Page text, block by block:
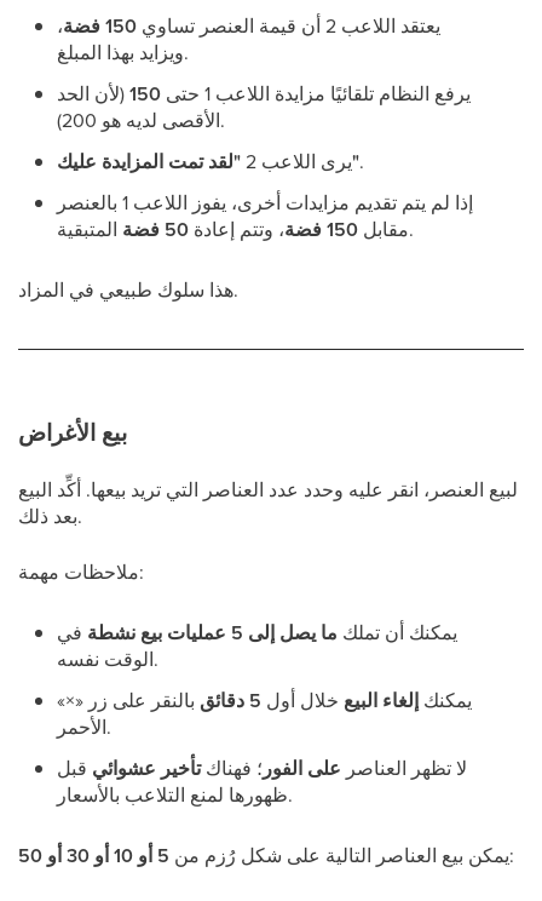
يعتقد اللاعب 2 أن قيمة العنصر تساوي
150 فضة
،
ويزايد بهذا المبلغ.
يرفع النظام تلقائيًا مزايدة اللاعب 1 حتى
150(لأن الحد
الأقصى لديه هو 200).
يرى اللاعب 2"لقد تمت المزايدة عليك".
إذا لم يتم تقديم مزايدات أخرى، يفوز اللاعب 1 بالعنصر
مقابل 150 فضة ، وتتم إعادة 50 فضة المتبقية.
هذا سلوك طبيعي في المزاد.
بيع الأغراض
لبيع العنصر، انقر عليه وحدد عدد العناصر التي تريد بيعها. أكِّد البيع
بعد ذلك.
ملاحظات مهمة:
يمكنك أن تملك ما يصل إلى 5 عمليات بيع نشطة
في
الوقت نفسه.
يمكنك إلغاء البيع خلال أول 5 دقائق
بالنقر على زر «×»
الأحمر.
لا تظهر العناصر على الفور؛ فهناكتأخير عشوائي قبل
ظهورها لمنع التلاعب بالأسعار.
يمكن بيع العناصر التالية على شكل رُزم من 5 أو 10 أو 30 أو 50 :